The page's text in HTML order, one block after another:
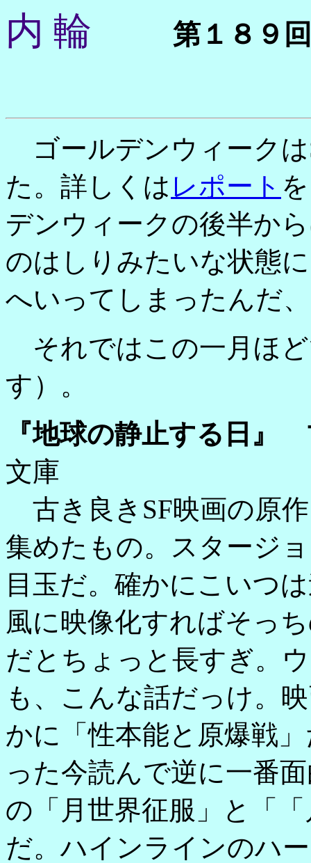
内 輪 第１８９回
ゴールデンウィーク
た。詳しくは レポート
デンウィークの後半か
のはしりみたいな状態
へいってしまったんだ
それではこの一月ほ
す）。
『地球の静止する日』
文庫
古き良きSF映画の原
集めたもの。スタージ
目玉だ。確かにこいつ
風に映像化すればそっ
だとちょっと長すぎ。
も、こんな話だっけ。
かに「性本能と原爆戦
った今読んで逆に一番
の「月世界征服」と「
だ。ハインラインのハ